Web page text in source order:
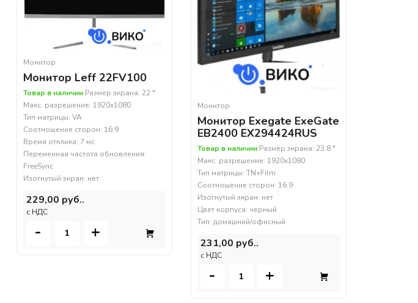
Монитор
Монитор Leff 22FV100
Товар в наличииРазмер экрана: 22 "
Макс. разрешение: 1920x1080
Тип матрицы: VA
Соотношение сторон: 16:9
Время отклика: 7 мс
Переменная частота обновления:
FreeSync
Изогнутый экран: нет
229,00 руб..
c НДС
- +
Монитор
Монитор Exegate ExeGate
EB2400 EX294424RUS
Товар в наличииРазмер экрана: 23.8 "
Макс. разрешение: 1920x1080
Тип матрицы: TN+Film
Соотношение сторон: 16:9
Изогнутый экран: нет
Цвет корпуса: черный
Тип: домашний/офисный
231,00 руб..
c НДС
- +